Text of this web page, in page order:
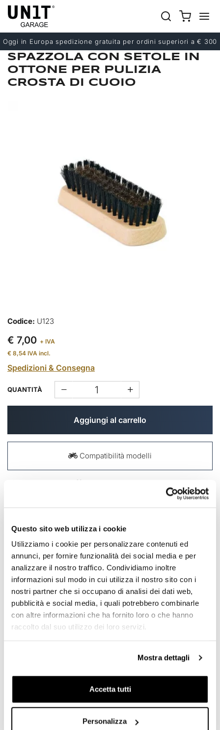
Questo sito web utilizza i cookie
Utilizziamo i cookie per personalizzare contenuti ed
annunci, per fornire funzionalità dei social media e per
analizzare il nostro traffico. Condividiamo inoltre
informazioni sul modo in cui utilizza il nostro sito con i
nostri partner che si occupano di analisi dei dati web,
pubblicità e social media, i quali potrebbero combinarle
con altre informazioni che ha fornito loro o che hanno
raccolto dal suo utilizzo dei loro servizi.
Mostra dettagli
Accetta tutti
Personalizza
Oggi in Europa spedizione gratuita per ordini superiori a € 300
Precedente
Successivo
SPAZZOLA CON SETOLE IN
OTTONE PER PULIZIA
CROSTA DI CUOIO
Codice: U123
€ 7,00 + IVA
€ 8,54 IVA incl.
Spedizioni & Consegna
QUANTITÀ
Aggiungi al carrello
Compatibilità modelli
Spazzola per lucidatura e pulizia con setole in ottone
Realizzata con impugnatura in legno, è un prodotto
Per offrirvi il meglio miglioriamo costantemente nei
dettagli i nostri prodotti. Le immagini potrebbero essere
OPINIONE DEI CLIENTI
Deviaccedereper poter scrivere la tua opinione.